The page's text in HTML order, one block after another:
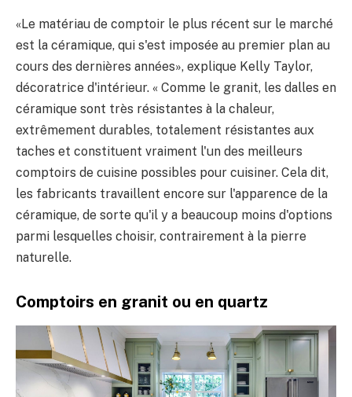
«Le matériau de comptoir le plus récent sur le marché
est la céramique, qui s'est imposée au premier plan au
cours des dernières années», explique Kelly Taylor,
décoratrice d'intérieur. « Comme le granit, les dalles en
céramique sont très résistantes à la chaleur,
extrêmement durables, totalement résistantes aux
taches et constituent vraiment l'un des meilleurs
comptoirs de cuisine possibles pour cuisiner. Cela dit,
les fabricants travaillent encore sur l'apparence de la
céramique, de sorte qu'il y a beaucoup moins d'options
parmi lesquelles choisir, contrairement à la pierre
naturelle.
Comptoirs en granit ou en quartz